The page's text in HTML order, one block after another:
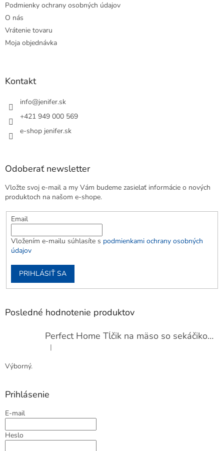
Podmienky ochrany osobných údajov
O nás
Vrátenie tovaru
Moja objednávka
Kontakt
info@jenifer.sk
+421 949 000 569
e-shop jenifer.sk
Odoberať newsletter
Vložte svoj e-mail a my Vám budeme zasielať informácie o nových
produktoch na našom e-shope.
Email
Vložením e-mailu súhlasíte s podmienkami ochrany osobných
údajov
PRIHLÁSIŤ SA
Posledné hodnotenie produktov
Perfect Home Tĺčik na mäso so sekáčikom, 56893
Hodnotenie produktu je 5 z 5 hviezdičiek.
|
Výborný.
Prihlásenie
E-mail
Heslo